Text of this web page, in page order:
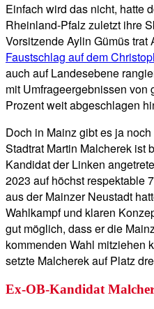
Einfach wird das nicht, hatte
Rheinland-Pfalz zuletzt ihre
Vorsitzende Aylin Gümüs trat
Faustschlag auf dem
auch auf Landesebene
mit Umfrageergebnissen von
Prozent weit abgeschlagen
Doch in Mainz gibt es ja
Stadtrat Martin Malcherek ist
Kandidat der Linken
2023 auf höchst respektable
aus der Mainzer Neustadt
Wahlkampf und klaren
gut möglich, dass er die
kommenden Wahl mitziehen
setzte Malcherek auf Platz
Ex-OB-Kandidat